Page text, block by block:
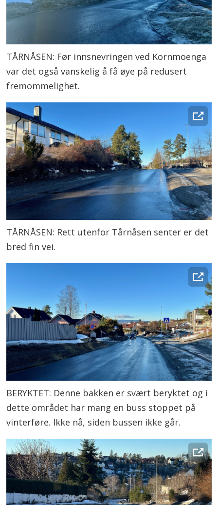
TÅRNÅSEN: Før innsnevringen ved Kornmoenga
var det også vanskelig å få øye på redusert
fremommelighet.
TÅRNÅSEN: Rett utenfor Tårnåsen senter er det
bred fin vei.
BERYKTET: Denne bakken er svært beryktet og i
dette området har mang en buss stoppet på
vinterføre. Ikke nå, siden bussen ikke går.